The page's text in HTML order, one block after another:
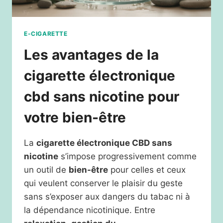
E-CIGARETTE
Les avantages de la
cigarette électronique
cbd sans nicotine pour
votre bien-être
La cigarette électronique CBD sans
nicotine s’impose progressivement comme
un outil de bien-être pour celles et ceux
qui veulent conserver le plaisir du geste
sans s’exposer aux dangers du tabac ni à
la dépendance nicotinique. Entre